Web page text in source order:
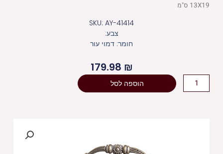
13X19 ס"מ
SKU: AY-41414
צבע:
חומר: דמוי עור
179.98 ₪
כמות
של
הוספה לסל